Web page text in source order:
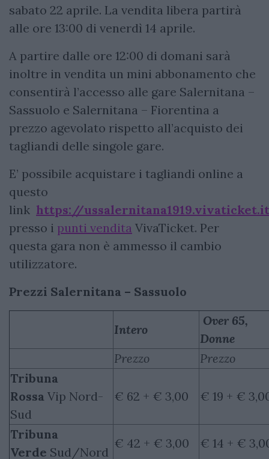
sabato 22 aprile. La vendita libera partirà
alle ore 13:00 di venerdì 14 aprile.
A partire dalle ore 12:00 di domani sarà
inoltre in vendita un mini abbonamento che
consentirà l’accesso alle gare Salernitana –
Sassuolo e Salernitana – Fiorentina a
prezzo agevolato rispetto all’acquisto dei
tagliandi delle singole gare.
E’ possibile acquistare i tagliandi online a
questo
link https://
presso i punti vendita VivaTicket. Per
questa gara non è ammesso il cambio
utilizzatore.
Prezzi Salernitana – Sassuolo
Intero
Over 65,
Donne
Prezzo
Prezzo
Tribuna
Rossa Vip Nord-
Sud
€ 62 + € 3,00 € 19 + €
Tribuna
Verde Sud/Nord
€ 42 + € 3,00
€ 14 + €